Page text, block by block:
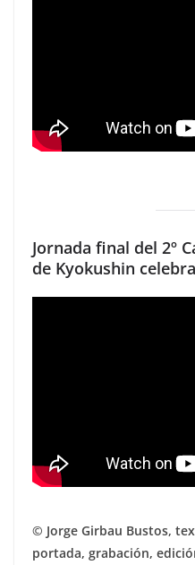
Jornada final del 2º
de Kyokushin
© Jorge Girbau Bustos,
portada, grabación,